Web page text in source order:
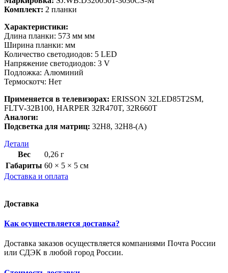
Комплект: 2 планки
Характеристики:
Длина планки: 573 мм мм
Ширина планки: мм
Количество светодиодов: 5 LED
Напряжение светодиодов: 3 V
Подложка: Алюминий
Термоскотч: Нет
Применяется в телевизорах: ERISSON 32LED85T2SM,
FLTV-32B100, HARPER 32R470T, 32R660T
Аналоги:
Подсветка для матриц: 32H8, 32H8-(A)
Детали
Вес
0,26 г
Габариты 60 × 5 × 5 см
Доставка и оплата
Доставка
Как осуществляется доставка?
Доставка заказов осуществляется компаниями Почта России
или СДЭК в любой город России.